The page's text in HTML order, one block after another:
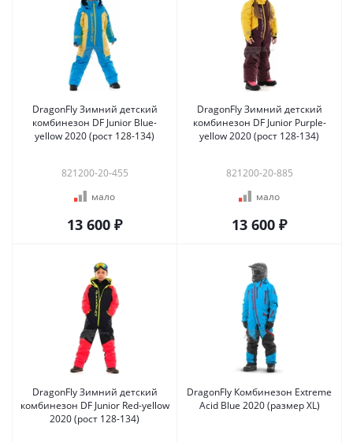
DragonFly Зимний детский
комбинезон DF Junior Blue-
yellow 2020 (рост 128-134)
821200-20-455
мало
13 600 ₽
DragonFly Зимний детский
комбинезон DF Junior Purple-
yellow 2020 (рост 128-134)
821200-20-885
мало
13 600 ₽
DragonFly Зимний детский
комбинезон DF Junior Red-yellow
2020 (рост 128-134)
DragonFly Комбинезон Extreme
Acid Blue 2020 (размер XL)